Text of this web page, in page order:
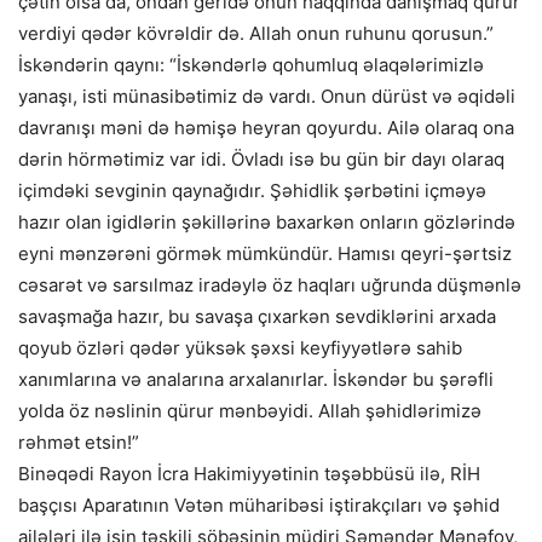
verdiyi qədər kövrəldir də. Allah onun ruhunu qorusun.”
İskəndərin qaynı: “İskəndərlə qohumluq əlaqələrimizlə
yanaşı, isti münasibətimiz də vardı. Onun dürüst və əqidəli
davranışı məni də həmişə heyran qoyurdu. Ailə olaraq ona
dərin hörmətimiz var idi. Övladı isə bu gün bir dayı olaraq
içimdəki sevginin qaynağıdır. Şəhidlik şərbətini içməyə
hazır olan igidlərin şəkillərinə baxarkən onların gözlərində
eyni mənzərəni görmək mümkündür. Hamısı qeyri-şərtsiz
cəsarət və sarsılmaz iradəylə öz haqları uğrunda düşmənlə
savaşmağa hazır, bu savaşa çıxarkən sevdiklərini arxada
qoyub özləri qədər yüksək şəxsi keyfiyyətlərə sahib
xanımlarına və analarına arxalanırlar. İskəndər bu şərəfli
yolda öz nəslinin qürur mənbəyidi. Allah şəhidlərimizə
rəhmət etsin!”
Binəqədi Rayon İcra Hakimiyyətinin təşəbbüsü ilə, RİH
başçısı Aparatının Vətən müharibəsi iştirakçıları və şəhid
ailələri ilə işin təşkili şöbəsinin müdiri Səməndər Mənəfov,